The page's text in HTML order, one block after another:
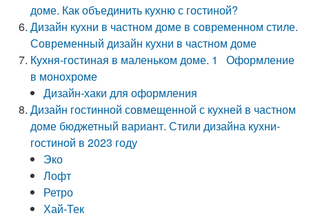
доме. Как объединить кухню с гостиной?
Дизайн кухни в частном доме в современном стиле.
Современный дизайн кухни в частном доме
Кухня-гостиная в маленьком доме. 1 Оформление
в монохроме
Дизайн-хаки для оформления
Дизайн гостинной совмещенной с кухней в частном
доме бюджетный вариант. Стили дизайна кухни-
гостиной в 2023 году
Эко
Лофт
Ретро
Хай-Тек